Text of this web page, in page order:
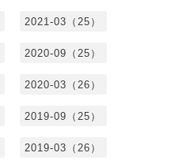
2021-03（25）
2020-09（25）
2020-03（26）
2019-09（25）
2019-03（26）